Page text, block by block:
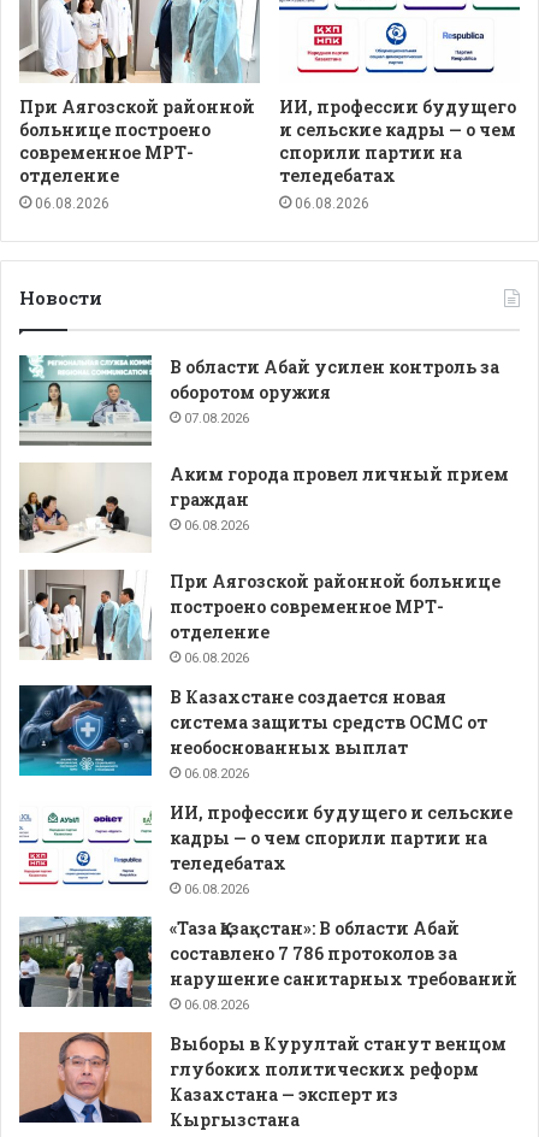
При Аягозской районной
больнице построено
современное МРТ-
отделение
06.08.2026
ИИ, профессии будущего
и сельские кадры — о чем
спорили партии на
теледебатах
06.08.2026
Новости
В области Абай усилен контроль за
оборотом оружия
07.08.2026
Аким города провел личный прием
граждан
06.08.2026
При Аягозской районной больнице
построено современное МРТ-
отделение
06.08.2026
В Казахстане создается новая
система защиты средств ОСМС от
необоснованных выплат
06.08.2026
ИИ, профессии будущего и сельские
кадры — о чем спорили партии на
теледебатах
06.08.2026
«Таза Қазақстан»: В области Абай
составлено 7 786 протоколов за
нарушение санитарных требований
06.08.2026
Выборы в Курултай станут венцом
глубоких политических реформ
Казахстана — эксперт из
Кыргызстана